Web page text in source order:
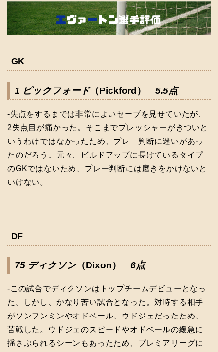
GK
1 ピックフォード（Pickford） 5.5点
-失点をするまでは非常によいセーブを見せていたが、
2失点目が痛かった。そこまでプレッシャーがきついと
いうわけではなかったため、プレー判断に迷いがあっ
たのだろう。元々、ビルドアップに長けているタイプ
のGKではないため、プレー判断には磨きをかけないと
いけない。
DF
75 ディクソン（Dixon） 6点
-この試合でディクソンはトップチームデビューとなっ
た。しかし、かなり苦い試合となった。対峙する相手
がソンフンミンやオドベール、ウドジェだったため、
苦戦した。ウドジェのスピードやオドベールの緩急に
揺さぶられるシーンもあったため、プレミアリーグに